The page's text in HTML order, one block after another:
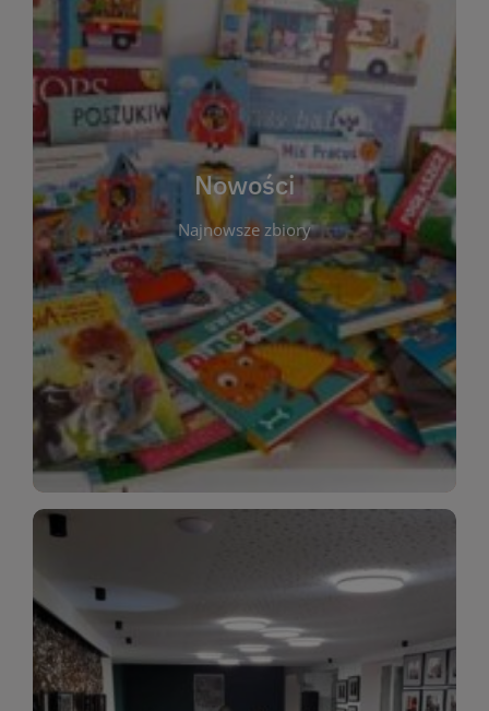
Nowości
Najnowsze zbiory
W tej sekcji prezentujemy najnowsze książki,
audiobooki oraz filmy, które właśnie trafiły do
zbiorów Miejskiej Biblioteki Publicznej w
Starachowicach. Regularnie aktualizujemy listę,
aby Czytelnicy mogli na bieżąco odkrywać świeże
tytuły i najciekawsze premiery wydawnicze. Każda
pozycja opatrzona jest krótkim opisem i
informacją o dostępności w katalogu. Zachęcamy
do częstych odwiedzin – nowości pojawiają się
niemal każdego tygodnia! Dzięki tej zakładce
zawsze będziesz wiedzieć, co warto przeczytać
jako pierwsze.
WIĘCEJ
Zapraszamy do wspólnej zabawy i odkrywania
świata literatury!
WIĘCEJ